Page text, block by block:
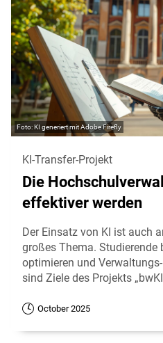
KI generiert mit Adobe Firefly
KI-Transfer-Projekt
Die
effektiver werden
Der Einsatz von KI ist auch
großes Thema. Studierende
optimieren und
sind Ziele des Projekts
October 2025